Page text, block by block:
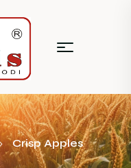
Crisp Apples